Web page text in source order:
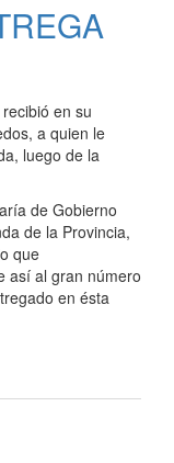
en su
a quien le
luego de la
de Gobierno
de la Provincia,
que
así al gran número
en ésta